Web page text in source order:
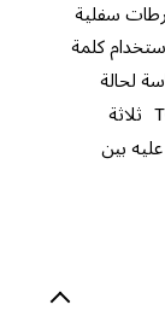
سفلية
كلمة
لحالة
ثلاثة
بين